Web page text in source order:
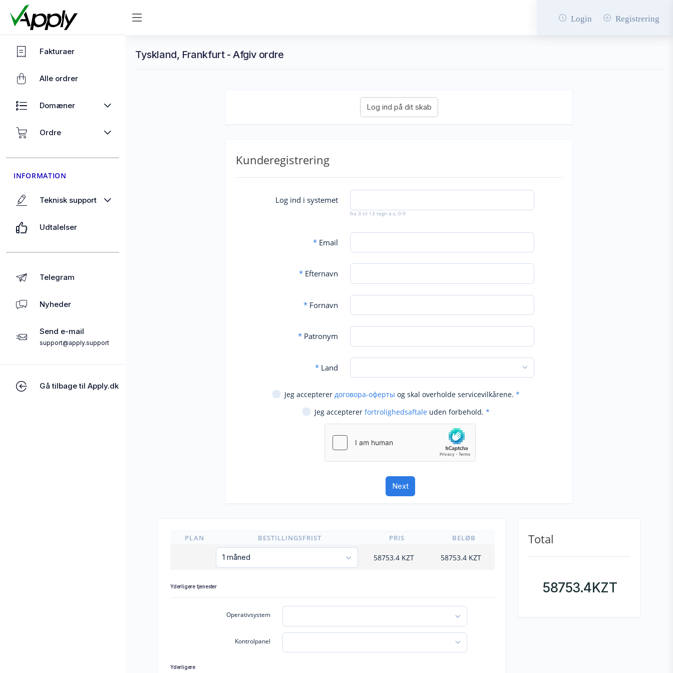
Login Registrering
Fakturaer
Alle ordrer
Domæner
Ordre
INFORMATION
Teknisk support
Udtalelser
Telegram
Nyheder
Send e-mail
support@apply.support
Gå tilbage til Apply.dk
Tyskland, Frankfurt - Afgiv ordre
Kunderegistrering
Log ind i systemet
fra 3 til 13 tegn a-z, 0-9
*Email
*Efternavn
*Fornavn
*Patronym
*Land
Jeg accepterer договора-оферты og skal overholde servicevilkårene. *
Jeg accepterer fortrolighedsaftale uden forbehold. *
PLAN BESTILLINGSFRIST PRIS BELØB
58753.4 KZT 58753.4 KZT
Yderligere tjenester
Operativsystem
Kontrolpanel
Yderligere
Total
58753.4KZT